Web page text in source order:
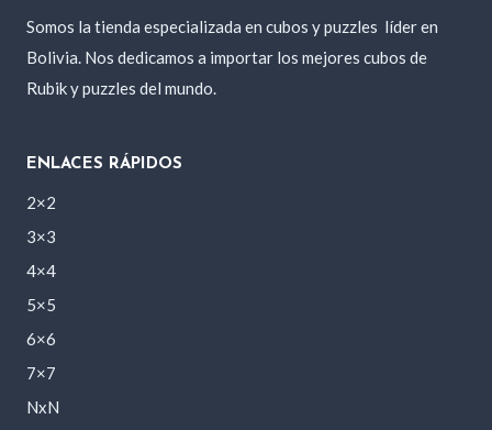
Somos la tienda especializada en cubos y puzzles líder en
Bolivia. Nos dedicamos a importar los mejores cubos de
Rubik y puzzles del mundo.
ENLACES RÁPIDOS
2×2
3×3
4×4
5×5
6×6
7×7
NxN